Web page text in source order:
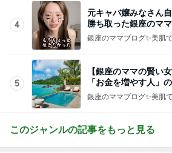
4
元キャバ嬢みなさん
勝ち取った銀座のマ
は正義じゃない
銀座のママブログ✨美肌
5
【銀座のママの賢い
「お金を増やす人」
運UP これが正解
銀座のママブログ✨美肌
このジャンルの記事をもっと見る